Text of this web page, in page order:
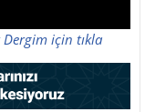
Dergim için tıkla